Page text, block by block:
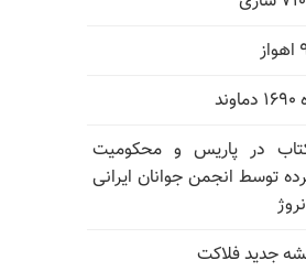
در پاریس و محکومیت
توسط انجمن جوانان ایرانی
جدید فلاکت